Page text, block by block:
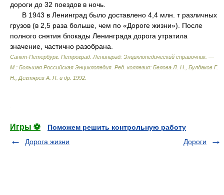
дороги до 32 поездов в ночь.
В 1943 в Ленинград было доставлено 4,4 млн. т различных
грузов (в 2,5 раза больше, чем по «Дороге жизни»). После
полного снятия блокады Ленинграда дорога утратила
значение, частично разобрана.
Санкт-Петербург. Петроград. Ленинград: Энциклопедический справочник. —
М.: Большая Российская Энциклопедия Ред. коллегия: Белова Л. Н., Булдаков Г.
Н., Дегтярев А. Я. и др. 1992
Игры ⚽
Поможем решить контрольную работу
Дорога жизни
Дороги